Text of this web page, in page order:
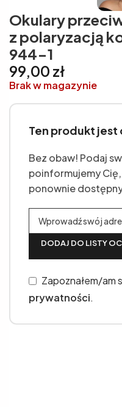
Okulary
z polaryzacją
944-1
99,00 zł
Brak w magazynie
Ten produkt
Bez obaw! Podaj
poinformujemy
ponownie
DODAJ DO LISTY
Zapoznałem/am
prywatności.